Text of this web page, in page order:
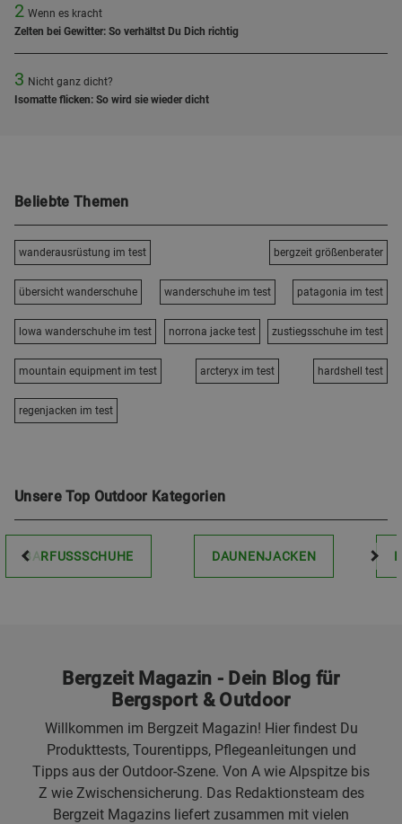
2 Wenn es kracht
Zelten bei Gewitter: So verhältst Du Dich richtig
3 Nicht ganz dicht?
Isomatte flicken: So wird sie wieder dicht
Beliebte Themen
wanderausrüstung im test bergzeit größenberater
übersicht wanderschuhe wanderschuhe im test patagonia im test
lowa wanderschuhe im test norrona jacke test zustiegsschuhe im test
mountain equipment im test arcteryx im test hardshell test
regenjacken im test
Unsere Top Outdoor Kategorien
BARFUSSSCHUHE DAUNENJACKEN
Bergzeit Magazin - Dein Blog für
Bergsport & Outdoor
Willkommen im Bergzeit Magazin! Hier findest Du
Produkttests, Tourentipps, Pflegeanleitungen und
Tipps aus der Outdoor-Szene. Von A wie Alpspitze bis
Z wie Zwischensicherung. Das Redaktionsteam des
Bergzeit Magazins liefert zusammen mit vielen